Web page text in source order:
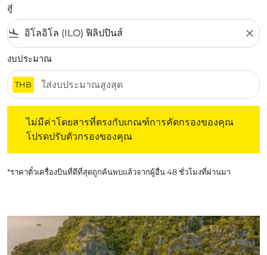
สู่
flight_land close
งบประมาณ
THB
ไม่มีค่าโดยสารที่ตรงกับเกณฑ์การคัดกรองของคุณ
โปรดปรับตัวกรองของคุณ
*ราคาตั๋วเครื่องบินที่ดีที่สุดถูกค้นพบแล้วจากผู้อื่น 48 ชั่วโมงที่ผ่านมา